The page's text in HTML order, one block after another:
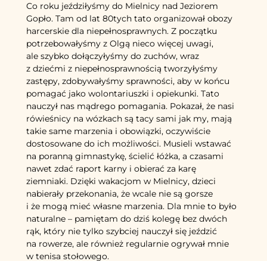
Co roku jeździłyśmy do Mielnicy nad Jeziorem
Gopło. Tam od lat 80tych tato organizował obozy
harcerskie dla niepełnosprawnych. Z początku
potrzebowałyśmy z Olgą nieco więcej uwagi,
ale szybko dołączyłyśmy do zuchów, wraz
z dziećmi z niepełnosprawnością tworzyłyśmy
zastępy, zdobywałyśmy sprawności, aby w końcu
pomagać jako wolontariuszki i opiekunki. Tato
nauczył nas mądrego pomagania. Pokazał, że nasi
rówieśnicy na wózkach są tacy sami jak my, mają
takie same marzenia i obowiązki, oczywiście
dostosowane do ich możliwości. Musieli wstawać
na poranną gimnastykę, ścielić łóżka, a czasami
nawet zdać raport karny i obierać za karę
ziemniaki. Dzięki wakacjom w Mielnicy, dzieci
nabierały przekonania, że wcale nie są gorsze
i że mogą mieć własne marzenia. Dla mnie to było
naturalne – pamiętam do dziś kolegę bez dwóch
rąk, który nie tylko szybciej nauczył się jeździć
na rowerze, ale również regularnie ogrywał mnie
w tenisa stołowego.